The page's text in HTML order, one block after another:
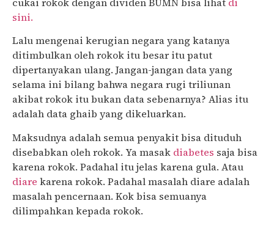
sini.
Lalu mengenai kerugian negara yang katanya
ditimbulkan oleh rokok itu besar itu patut
dipertanyakan ulang. Jangan-jangan data yang
selama ini bilang bahwa negara rugi triliunan
akibat rokok itu bukan data sebenarnya? Alias itu
adalah data ghaib yang dikeluarkan.
Maksudnya adalah semua penyakit bisa dituduh
disebabkan oleh rokok. Ya masak diabetes saja bisa
karena rokok. Padahal itu jelas karena gula. Atau
diare karena rokok. Padahal masalah diare adalah
masalah pencernaan. Kok bisa semuanya
dilimpahkan kepada rokok.